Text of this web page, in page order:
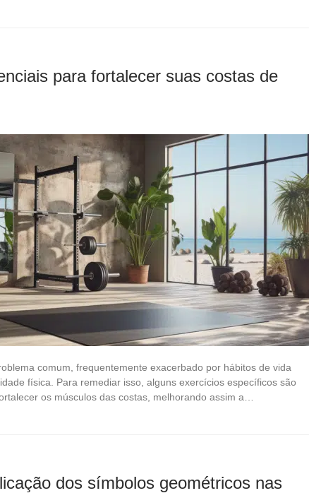
para fortalecer suas costas de
comum, frequentemente exacerbado por hábitos de vida
física. Para remediar isso, alguns exercícios específicos são
os músculos das costas, melhorando assim a…
dos símbolos geométricos nas